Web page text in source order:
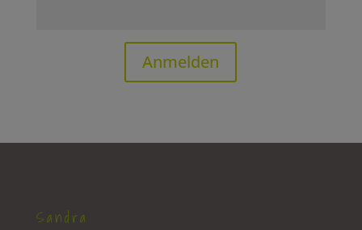
Anmelden
Sandra